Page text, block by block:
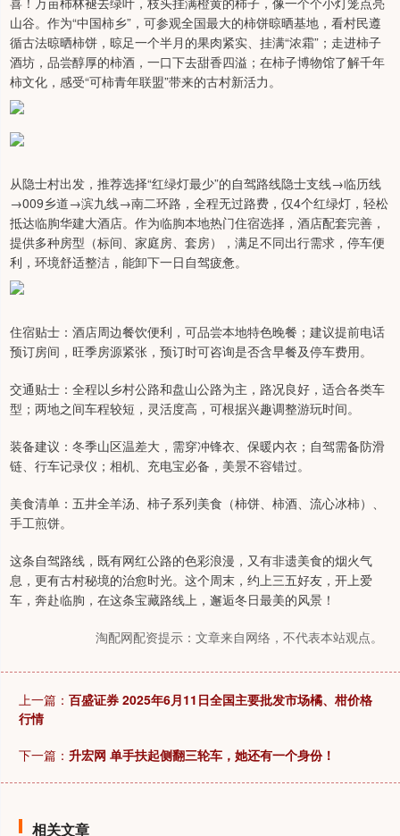
山谷。作为“中国柿乡”，可参观全国最大的柿饼晾晒基地，看村民遵
循古法晾晒柿饼，晾足一个半月的果肉紧实、挂满“浓霜”；走进柿子
酒坊，品尝醇厚的柿酒，一口下去甜香四溢；在柿子博物馆了解千年
柿文化，感受“可柿青年联盟”带来的古村新活力。
从隐士村出发，推荐选择“红绿灯最少”的自驾路线隐士支线→临历线
→009乡道→滨九线→南二环路，全程无过路费，仅4个红绿灯，轻松
抵达临朐华建大酒店。作为临朐本地热门住宿选择，酒店配套完善，
提供多种房型（标间、家庭房、套房），满足不同出行需求，停车便
利，环境舒适整洁，能卸下一日自驾疲惫。
住宿贴士：酒店周边餐饮便利，可品尝本地特色晚餐；建议提前电话
预订房间，旺季房源紧张，预订时可咨询是否含早餐及停车费用。
交通贴士：全程以乡村公路和盘山公路为主，路况良好，适合各类车
型；两地之间车程较短，灵活度高，可根据兴趣调整游玩时间。
装备建议：冬季山区温差大，需穿冲锋衣、保暖内衣；自驾需备防滑
链、行车记录仪；相机、充电宝必备，美景不容错过。
美食清单：五井全羊汤、柿子系列美食（柿饼、柿酒、流心冰柿）、
手工煎饼。
这条自驾路线，既有网红公路的色彩浪漫，又有非遗美食的烟火气
息，更有古村秘境的治愈时光。这个周末，约上三五好友，开上爱
车，奔赴临朐，在这条宝藏路线上，邂逅冬日最美的风景！
淘配网配资提示：文章来自网络，不代表本站观点。
上一篇： 百盛证券 2025年6月11日全国主要批发市场橘、柑价格
行情
下一篇： 升宏网 单手扶起侧翻三轮车，她还有一个身份！
相关文章